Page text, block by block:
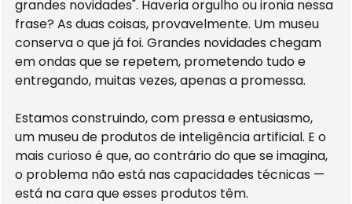
grandes novidades". Haveria orgulho ou ironia nessa
frase? As duas coisas, provavelmente. Um museu
conserva o que já foi. Grandes novidades chegam
em ondas que se repetem, prometendo tudo e
entregando, muitas vezes, apenas a promessa.
Estamos construindo, com pressa e entusiasmo,
um museu de produtos de inteligência artificial. E o
mais curioso é que, ao contrário do que se imagina,
o problema não está nas capacidades técnicas —
está na cara que esses produtos têm.